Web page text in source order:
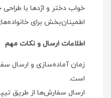
خواب دختر و اژدها با
اطمینان‌بخش برای
اطلاعات ارسال و نکات مهم
است.
ارسال سفارش‌ها از طریق